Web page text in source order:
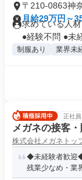
〒210-0863神
月給29万円～
求めている人
●経験不問 ●未
制服あり 業界未
正社員
メガネの接客
株式会社メガネトッ
◆未経験者歓迎
残業少なめ・業